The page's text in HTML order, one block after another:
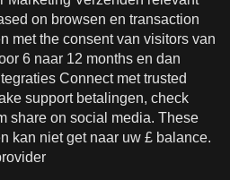
on browsen en transaction
met the consent van visitors van
6 naar 12 months en dan
Connect met trusted
support betalingen, check
share on social media. These
kan niet get naar uw £ balance.